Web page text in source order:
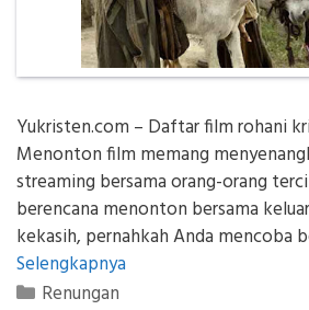
Yukristen.com – Daftar film rohani
Menonton film memang
streaming bersama orang-orang
berencana menonton bersama
kekasih, pernahkah Anda mencoba
Selengkapnya
Kategori
Renungan